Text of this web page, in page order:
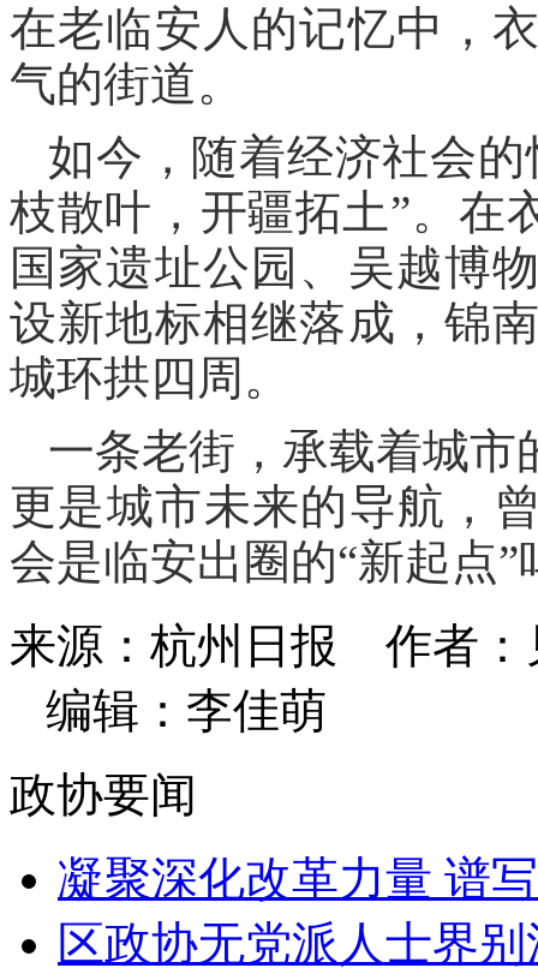
在老临安人的记忆中，
气的街道。
如今，随着经济社会
枝散叶，开疆拓土”。在
国家遗址公园、吴越博
设新地标相继落成，锦
城环拱四周。
一条老街，承载着城市
更是城市未来的导航，
会是临安出圈的“新起点”
来源：杭州日报 作者
编辑：李佳萌
政协要闻
凝聚深化改革力量 谱
区政协无党派人士界